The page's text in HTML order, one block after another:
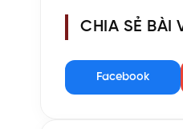
CHIA SẺ BÀI
Facebook